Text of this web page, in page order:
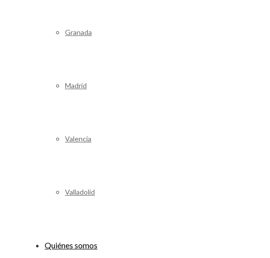
Granada
Madrid
Valencia
Valladolid
Quiénes somos